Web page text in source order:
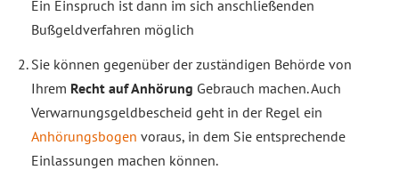
Ein Einspruch ist dann im sich anschließenden
Bußgeldverfahren möglich
Sie können gegenüber der zuständigen Behörde von
Ihrem Recht auf Anhörung Gebrauch machen. Auch
Verwarnungsgeldbescheid geht in der Regel ein
Anhörungsbogen voraus, in dem Sie entsprechende
Einlassungen machen können.